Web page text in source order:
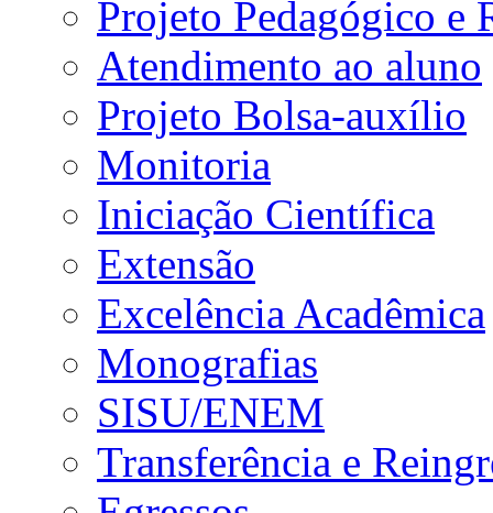
Projeto Pedagógico e
Atendimento ao aluno
Projeto Bolsa-auxílio
Monitoria
Iniciação Científica
Extensão
Excelência Acadêmica
Monografias
SISU/ENEM
Transferência e